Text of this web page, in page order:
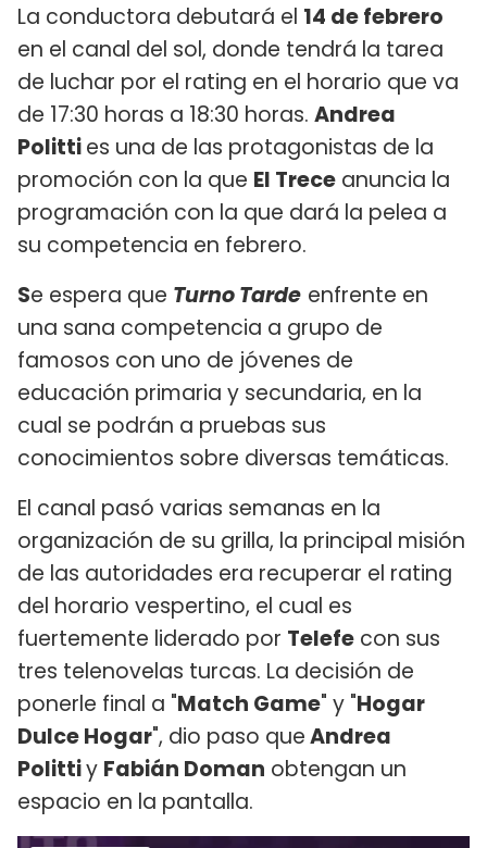
La conductora debutará el 14 de febrero
en el canal del sol, donde tendrá la tarea
de luchar por el rating en el horario que va
de 17:30 horas a 18:30 horas. Andrea
Politties una de las protagonistas de la
promoción con la que El Trece anuncia la
programación con la que dará la pelea a
su competencia en febrero.
Se espera que Turno Tarde enfrente en
una sana competencia a grupo de
famosos con uno de jóvenes de
educación primaria y secundaria, en la
cual se podrán a pruebas sus
conocimientos sobre diversas temáticas.
El canal pasó varias semanas en la
organización de su grilla, la principal misión
de las autoridades era recuperar el rating
del horario vespertino, el cual es
fuertemente liderado por Telefe con sus
tres telenovelas turcas. La decisión de
ponerle final a "Match Game" y "Hogar
Dulce Hogar", dio paso queAndrea
Polittiy Fabián Doman obtengan un
espacio en la pantalla.